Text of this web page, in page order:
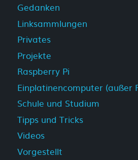
Gedanken
Linksammlungen
Privates
Projekte
Raspberry Pi
Einplatinencomputer (außer
Schule und Studium
Tipps und Tricks
Videos
Vorgestellt